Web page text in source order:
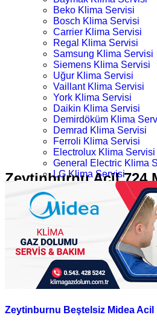
Beko Klima Servisi
Bosch Klima Servisi
Carrier Klima Servisi
Regal Klima Servisi
Samsung Klima Servisi
Siemens Klima Servisi
Uğur Klima Servisi
Vaillant Klima Servisi
York Klima Servisi
Daikin Klima Servisi
Demirdöküm Klima
Demrad Klima Servisi
Ferroli Klima Servisi
Electrolux Klima Servisi
General Electric Klima
LG Klima Servisi
Midea Klima Servisi
Mitsubishi Klima Servisi
Profilo Klima Servisi
İletişim
Zeytinburnu Acil 724
Servisi
Ana Sayfa
Kategoriler
Zeytinburnu Acil 724 Midea
Zeytinburnu Beştelsiz Midea Acil